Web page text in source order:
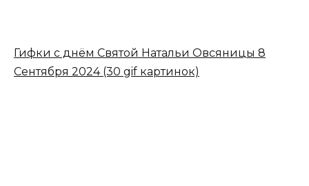
Гифки с днём Святой Натальи Овсяницы 8
Сентября 2024 (30 gif картинок)